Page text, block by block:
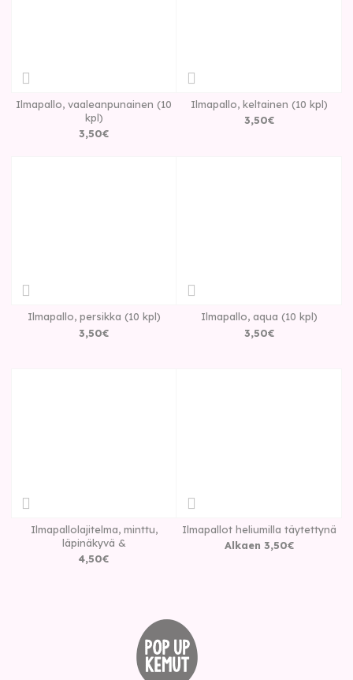
Ilmapallo, vaaleanpunainen (10
kpl)
3,50€
Ilmapallo, keltainen (10 kpl)
3,50€
Ilmapallo, persikka (10 kpl)
3,50€
Ilmapallo, aqua (10 kpl)
3,50€
Ilmapallolajitelma, minttu,
läpinäkyvä &
4,50€
Ilmapallot heliumilla täytettynä
Alkaen 3,50€